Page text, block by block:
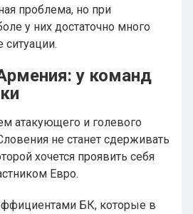
проблема, но при
у них достаточно много
у команд
атакующего и голевого
не станет сдерживать
хочется проявить себя
Евро.
БК, которые в